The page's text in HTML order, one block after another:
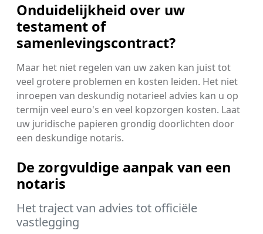
Onduidelijkheid over uw
testament of
samenlevingscontract?
Maar het niet regelen van uw zaken kan juist tot
veel grotere problemen en kosten leiden. Het niet
inroepen van deskundig notarieel advies kan u op
termijn veel euro's en veel kopzorgen kosten. Laat
uw juridische papieren grondig doorlichten door
een deskundige notaris.
De zorgvuldige aanpak van een
notaris
Het traject van advies tot officiële
vastlegging